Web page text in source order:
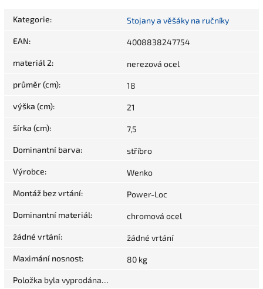
Kategorie: Stojany a věšáky na ručníky
EAN: 4008838247754
materiál 2: nerezová ocel
průměr (cm): 18
výška (cm): 21
šírka (cm): 7,5
Dominantní barva: stříbro
Výrobce: Wenko
Montáž bez vrtání: Power-Loc
Dominantní materiál: chromová ocel
žádné vrtání: žádné vrtání
Maximání nosnost: 80 kg
Položka byla vyprodána…